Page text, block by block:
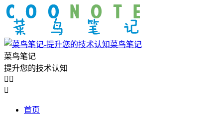
菜鸟笔记
菜鸟笔记
提升您的技术认知
 

首页